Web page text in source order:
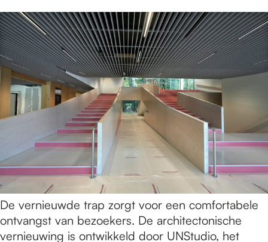
De vernieuwde trap zorgt voor een comfortabele
ontvangst van bezoekers. De architectonische
vernieuwing is ontwikkeld door UNStudio, het